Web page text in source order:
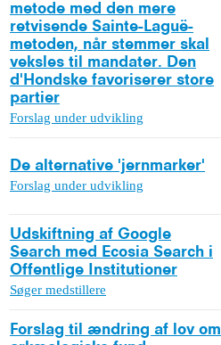
metode med den mere
retvisende Sainte-Laguë-
metoden, når stemmer skal
veksles til mandater. Den
d'Hondske favoriserer store
partier
Forslag under udvikling
De alternative 'jernmarker'
Forslag under udvikling
Udskiftning af Google
Search med Ecosia Search i
Offentlige Institutioner
Søger medstillere
Forslag til ændring af lov om